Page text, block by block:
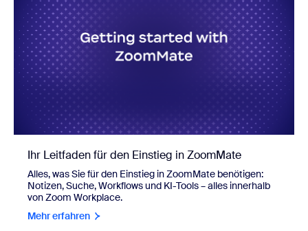
Ihr Leitfaden für den Einstieg in ZoomMate
Alles, was Sie für den Einstieg in ZoomMate benötigen:
Notizen, Suche, Workflows und KI-Tools – alles innerhalb
von Zoom Workplace.
Mehr erfahren